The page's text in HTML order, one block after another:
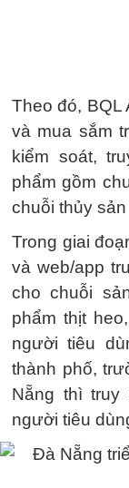
Theo đó, BQL
và mua sắm
kiểm soát,
phẩm gồm
chuỗi thủy
Trong giai
và web/app
cho chuỗi
phẩm thịt
người tiêu
thành phố,
Nẵng thì truy
người tiêu